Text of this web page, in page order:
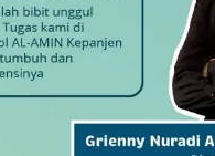
membawa
hanya